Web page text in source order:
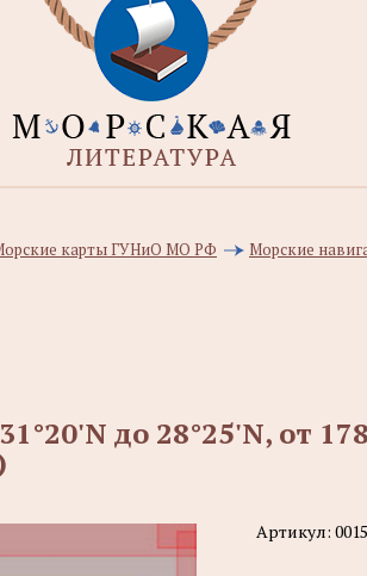
карты ГУНиО МО РФ Морские
до 28°25'N, от
Артикул: